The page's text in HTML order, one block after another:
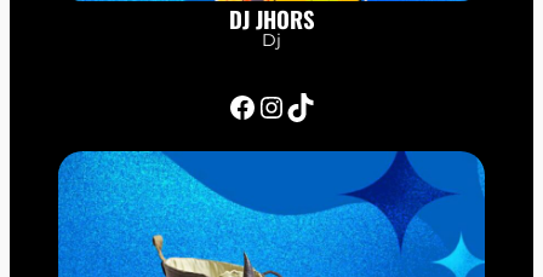
DJ JHORS
Dj
Facebook InstagramTikTok